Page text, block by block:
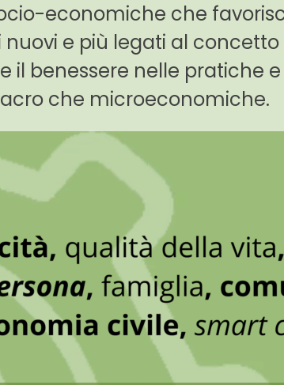
economiche che
e più legati al
il benessere nelle pratiche
che microeconomiche.